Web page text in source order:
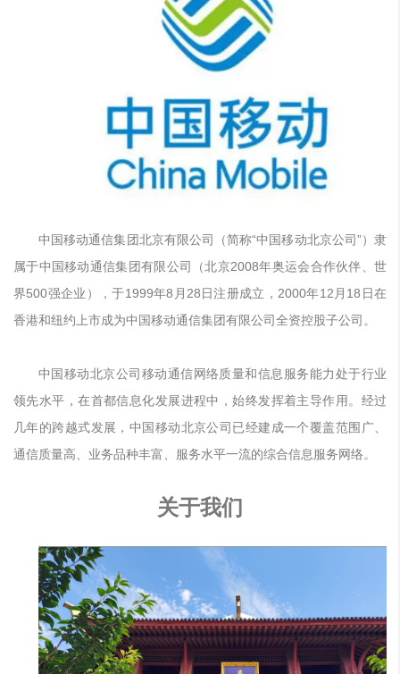
中国移动通信集团北京有限公司（简称“中国移动北京公司”）隶
属于中国移动通信集团有限公司（北京2008年奥运会合作伙伴、世
界500强企业），于1999年8月28日注册成立，2000年12月18日在
香港和纽约上市成为中国移动通信集团有限公司全资控股子公司。
中国移动北京公司移动通信网络质量和信息服务能力处于行业
领先水平，在首都信息化发展进程中，始终发挥着主导作用。经过
几年的跨越式发展，中国移动北京公司已经建成一个覆盖范围广、
通信质量高、业务品种丰富、服务水平一流的综合信息服务网络。
关于我们